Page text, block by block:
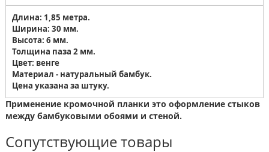
Длина: 1,85 метра.
Ширина: 30 мм.
Высота: 6 мм.
Толщина паза 2 мм.
Цвет: венге
Материал - натуральный бамбук.
Цена указана за штуку.
Применение кромочной планки это оформление стыков
между бамбуковыми обоями и стеной.
Сопутствующие товары